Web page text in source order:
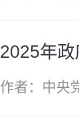
2025年
作者：中央